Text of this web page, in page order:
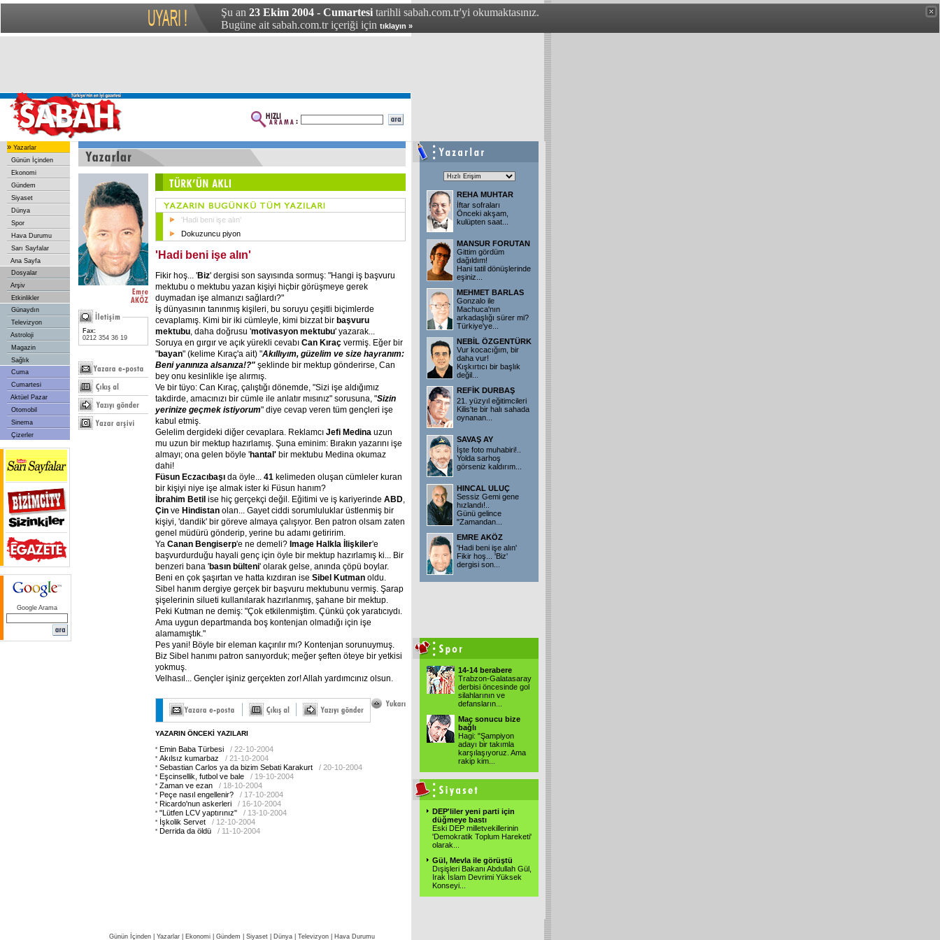
Şu an 23 Ekim 2004 - Cumartesi tarihli sabah.com.tr'yi okumaktasınız.
Bugüne ait sabah.com.tr içeriği için tıklayın »
» Yazarlar
Günün İçinden
Ekonomi
Gündem
Siyaset
Dünya
Spor
Hava Durumu
Sarı Sayfalar
Ana Sayfa
Dosyalar
Arşiv
Etkinlikler
Günaydın
Televizyon
Astroloji
Magazin
Sağlık
Cuma
Cumartesi
Aktüel Pazar
Otomobil
Sinema
Çizerler
Google Arama
Fax:
0212 354 36 19
'Hadi beni işe alın'
Dokuzuncu piyon
'Hadi beni işe alın'
Fikir hoş... 'Biz' dergisi son sayısında sormuş: "Hangi iş başvuru
mektubu o mektubu yazan kişiyi hiçbir görüşmeye gerek
duymadan işe almanızı sağlardı?"
İş dünyasının tanınmış kişileri, bu soruyu çeşitli biçimlerde
cevaplamış. Kimi bir iki cümleyle, kimi bizzat bir başvuru
mektubu , daha doğrusu 'motivasyon mektubu' yazarak...
Soruya en gırgır ve açık yürekli cevabı Can Kıraç vermiş. Eğer bir
"bayan" (kelime Kıraç'a ait) "Akıllıyım, güzelim ve size hayranım:
Beni yanınıza alsanıza!?" şeklinde bir mektup gönderirse, Can
bey onu kesinlikle işe alırmış.
Ve bir tüyo: Can Kıraç, çalıştığı dönemde, "Sizi işe aldığımız
takdirde, amacınızı bir cümle ile anlatır mısınız" sorusuna, "Sizin
yerinize geçmek istiyorum" diye cevap veren tüm gençleri işe
kabul etmiş.
Gelelim dergideki diğer cevaplara. Reklamcı Jefi Medina uzun
mu uzun bir mektup hazırlamış. Şuna eminim: Bırakın yazarını işe
almayı; ona gelen böyle 'hantal' bir mektubu Medina okumaz
dahi!
Füsun Eczacıbaşı da öyle... 41 kelimeden oluşan cümleler kuran
bir kişiyi niye işe almak ister ki Füsun hanım?
İbrahim Betil ise hiç gerçekçi değil. Eğitimi ve iş kariyerinde ABD
Çin ve Hindistan olan... Gayet ciddi sorumluluklar üstlenmiş bir
kişiyi, 'dandik' bir göreve almaya çalışıyor. Ben patron olsam zaten
genel müdürü gönderip, yerine bu adamı getiririm.
Ya Canan Bengiserp'e ne demeli? Image Halkla İlişkiler'e
başvurdurduğu hayali genç için öyle bir mektup hazırlamış ki... Bir
benzeri bana 'basın bülteni' olarak gelse, anında çöpü boylar.
Beni en çok şaşırtan ve hatta kızdıran ise Sibel Kutman oldu.
Sibel hanım dergiye gerçek bir başvuru mektubunu vermiş. Şarap
şişelerinin silueti kullanılarak hazırlanmış, şahane bir mektup.
Peki Kutman ne demiş: "Çok etkilenmiştim. Çünkü çok yaratıcıydı.
Ama uygun departmanda boş kontenjan olmadığı için işe
alamamıştık."
Pes yani! Böyle bir eleman kaçırılır mı? Kontenjan sorunuymuş.
Biz Sibel hanımı patron sanıyorduk; meğer şeften öteye bir yetkisi
yokmuş.
Velhasıl... Gençler işiniz gerçekten zor! Allah yardımcınız olsun.
YAZARIN ÖNCEKİ YAZILARI
Emin Baba Türbesi
/ 22-10-2004
Akılsız kumarbaz
/ 21-10-2004
Sebastian Carlos ya da bizim Sebati Karakurt
/ 20-10-2004
Eşcinsellik, futbol ve bale
/ 19-10-2004
Zaman ve ezan
/ 18-10-2004
Peçe nasıl engellenir?
/ 17-10-2004
Ricardo'nun askerleri
/ 16-10-2004
"Lütfen LCV yaptırınız"
/ 13-10-2004
İşkolik Servet
/ 12-10-2004
Derrida da öldü
/ 11-10-2004
REHA MUHTAR
İftar sofraları
Önceki akşam,
kulüpten saat
MANSUR FORUTAN
Gittim gördüm
dağıldım!
Hani tatil dönüşlerinde
eşiniz
MEHMET BARLAS
Gonzalo ile
Machuca'nın
arkadaşlığı sürer mi?
Türkiye'ye
NEBİL ÖZGENTÜRK
Vur kocacığım, bir
daha vur!
Kışkırtıcı bir başlık
değil
REFİK DURBAŞ
21. yüzyıl eğitimcileri
Kilis'te bir halı sahada
oynanan
SAVAŞ AY
İşte foto muhabiri!..
Yolda sarhoş
görseniz kaldırım
HINCAL ULUÇ
Sessiz Gemi gene
hızlandı!..
Günü gelince
"Zamandan
EMRE AKÖZ
'Hadi beni işe alın'
Fikir hoş... 'Biz'
dergisi son
14-14 berabere
Trabzon-Galatasaray
derbisi öncesinde gol
silahlarının ve
defansların
Maç sonucu bize
bağlı
Hagi: "Şampiyon
adayı bir takımla
karşılaşıyoruz. Ama
rakip kim
DEP'liler yeni parti için
düğmeye bastı
Eski DEP milletvekillerinin
'Demokratik Toplum Hareketi'
olarak
Gül, Mevla ile görüştü
Dışişleri Bakanı Abdullah Gül,
Irak İslam Devrimi Yüksek
Konseyi
Günün İçinden Yazarlar Ekonomi Gündem Siyaset Dünya | Televizyon Hava Durumu